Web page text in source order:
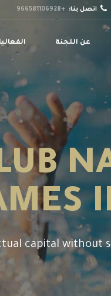
اتصل بنا: +966581106928
عن اللجنة
capital without